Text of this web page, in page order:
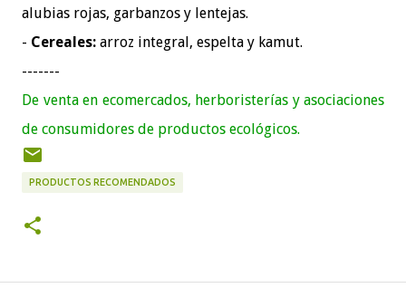
alubias rojas, garbanzos y lentejas.
- Cereales: arroz integral, espelta y kamut.
-------
De venta en ecomercados, herboristerías y asociaciones
de consumidores de productos ecológicos.
PRODUCTOS RECOMENDADOS